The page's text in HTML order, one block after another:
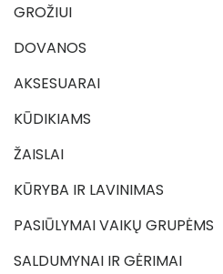
GROŽIUI
DOVANOS
AKSESUARAI
KŪDIKIAMS
ŽAISLAI
KŪRYBA IR LAVINIMAS
PASIŪLYMAI VAIKŲ GRUPĖMS
SALDUMYNAI IR GĖRIMAI